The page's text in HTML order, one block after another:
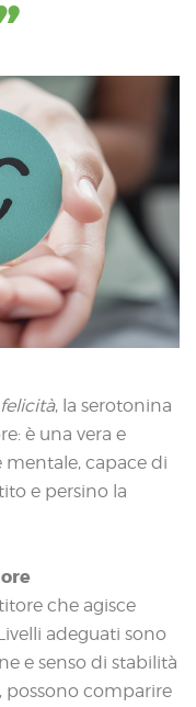
, la serotonina
è una vera e
mentale, capace di
e persino la
che agisce
adeguati sono
e senso di stabilità
possono comparire